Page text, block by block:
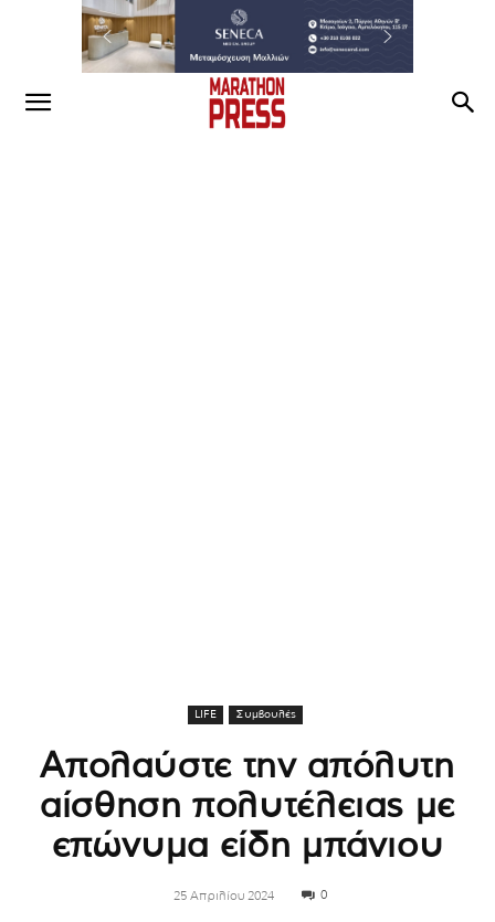
LIFE Συμβουλές
Απολαύστε την απόλυτη
αίσθηση πολυτέλειας με
επώνυμα είδη μπάνιου
25 Απριλίου 2024 0